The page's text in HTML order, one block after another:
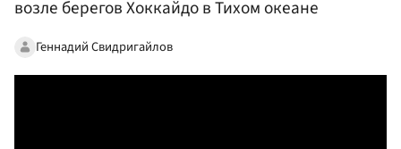
возле берегов Хоккайдо в Тихом океане
Геннадий Свидригайлов